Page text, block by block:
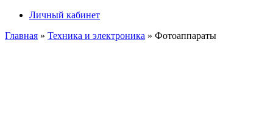
Личный кабинет
Главная » Техника и электроника » Фотоаппараты